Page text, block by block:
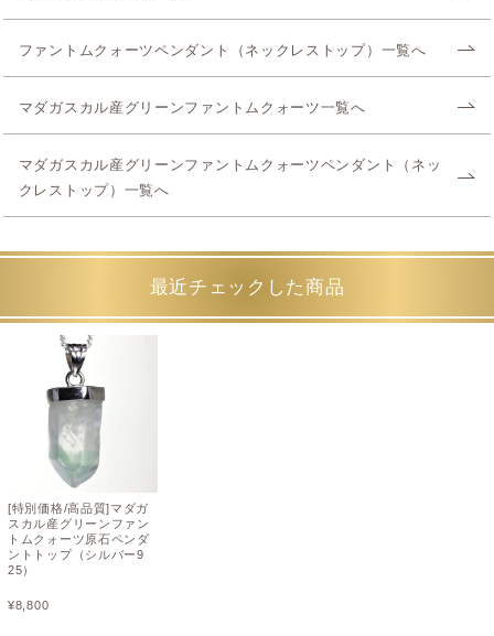
ファントムクォーツペンダント（ネックレストップ）一覧へ
マダガスカル産グリーンファントムクォーツ一覧へ
マダガスカル産グリーンファントムクォーツペンダント（ネッ
クレストップ）一覧へ
最近チェックした商品
[特別価格/高品質]マダガ
スカル産グリーンファン
トムクォーツ原石ペンダ
ントトップ（シルバー9
25）
¥8,800